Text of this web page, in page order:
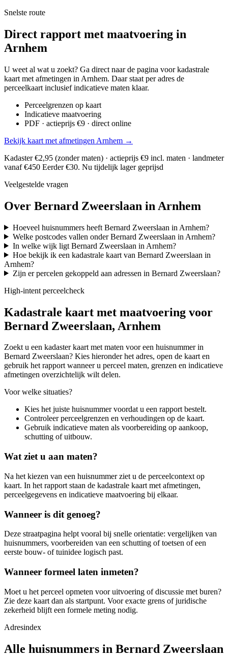
Snelste route
Direct rapport met maatvoering in
Arnhem
U weet al wat u zoekt? Ga direct naar de pagina voor kadastrale
kaart met afmetingen in Arnhem. Daar staat per adres de
perceelkaart inclusief indicatieve maten klaar.
Perceelgrenzen op kaart
Indicatieve maatvoering
PDF · actieprijs €9 · direct online
Bekijk kaart met afmetingen Arnhem →
Kadaster €2,95 (zonder maten) · actieprijs €9 incl. maten · landmeter
vanaf €450 Eerder €30. Nu tijdelijk lager geprijsd
Veelgestelde vragen
Over Bernard Zweerslaan in Arnhem
Hoeveel huisnummers heeft Bernard Zweerslaan in Arnhem?
Welke postcodes vallen onder Bernard Zweerslaan in Arnhem?
In welke wijk ligt Bernard Zweerslaan in Arnhem?
Hoe bekijk ik een kadastrale kaart van Bernard Zweerslaan in
Arnhem?
Zijn er percelen gekoppeld aan adressen in Bernard Zweerslaan?
High-intent perceelcheck
Kadastrale kaart met maatvoering voor
Bernard Zweerslaan, Arnhem
Zoekt u een kadaster kaart met maten voor een huisnummer in
Bernard Zweerslaan? Kies hieronder het adres, open de kaart en
gebruik het rapport wanneer u perceel maten, grenzen en indicatieve
afmetingen overzichtelijk wilt delen.
Voor welke situaties?
Kies het juiste huisnummer voordat u een rapport bestelt.
Controleer perceelgrenzen en verhoudingen op de kaart.
Gebruik indicatieve maten als voorbereiding op aankoop,
schutting of uitbouw.
Wat ziet u aan maten?
Na het kiezen van een huisnummer ziet u de perceelcontext op
kaart. In het rapport staan de kadastrale kaart met afmetingen,
perceelgegevens en indicatieve maatvoering bij elkaar.
Wanneer is dit genoeg?
Deze straatpagina helpt vooral bij snelle orientatie: vergelijken van
huisnummers, voorbereiden van een schutting of toetsen of een
eerste bouw- of tuinidee logisch past.
Wanneer formeel laten inmeten?
Moet u het perceel opmeten voor uitvoering of discussie met buren?
Zie deze kaart dan als startpunt. Voor exacte grens of juridische
zekerheid blijft een formele meting nodig.
Adresindex
Alle huisnummers in Bernard Zweerslaan